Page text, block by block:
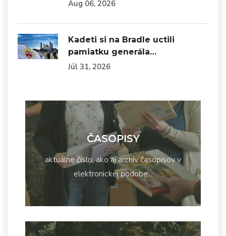
Aug 06, 2026
Kadeti si na Bradle uctili
pamiatku generála…
Júl 31, 2026
ČASOPISY
aktuálne číslo, ako aj archív časopisov v
elektronickej podobe...